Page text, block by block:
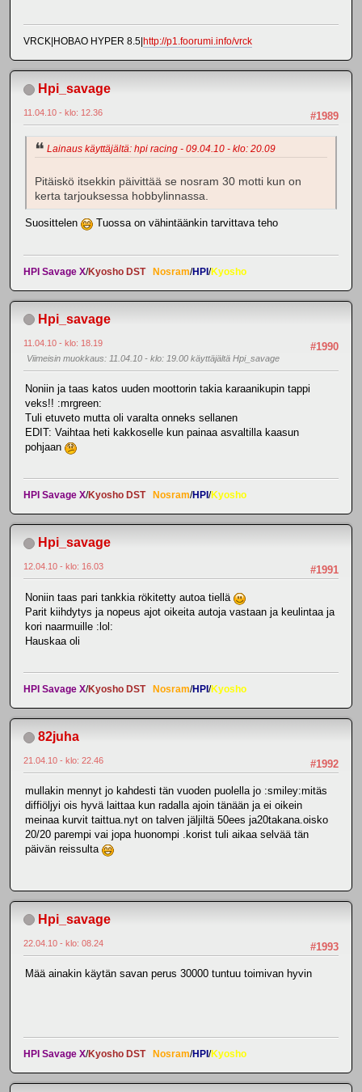
VRCK|HOBAO HYPER 8.5| http://p1.foorumi.info/vrck
Hpi_savage
#1989
11.04.10 - klo: 12.36
Lainaus käyttäjältä: hpi racing - 09.04.10 - klo: 20.09
Pitäiskö itsekkin päivittää se nosram 30 motti kun on
kerta tarjouksessa hobbylinnassa.
Suosittelen Tuossa on vähintäänkin tarvittava teho
HPI Savage X/Kyosho DST Nosram/HPI/Kyosho
Hpi_savage
#1990
11.04.10 - klo: 18.19
Viimeisin muokkaus: 11.04.10 - klo: 19.00 käyttäjältä Hpi_savage
Noniin ja taas katos uuden moottorin takia karaanikupin tappi
veks!! :mrgreen:
Tuli etuveto mutta oli varalta onneks sellanen
EDIT: Vaihtaa heti kakkoselle kun painaa asvaltilla kaasun
pohjaan
HPI Savage X/Kyosho DST Nosram/HPI /Kyosho
Hpi_savage
#1991
12.04.10 - klo: 16.03
Noniin taas pari tankkia rökitetty autoa tiellä
Parit kiihdytys ja nopeus ajot oikeita autoja vastaan ja keulintaa ja
kori naarmuille :lol:
Hauskaa oli
HPI Savage X/Kyosho DST Nosram/HPI/Kyosho
82juha
#1992
21.04.10 - klo: 22.46
mullakin mennyt jo kahdesti tän vuoden puolella jo :smiley:mitäs
diffiöljyi ois hyvä laittaa kun radalla ajoin tänään ja ei oikein
meinaa kurvit taittua.nyt on talven jäljiltä 50ees ja20takana.oisko
20/20 parempi vai jopa huonompi .korist tuli aikaa selvää tän
päivän reissulta
Hpi_savage
#1993
22.04.10 - klo: 08.24
Mää ainakin käytän savan perus 30000 tuntuu toimivan hyvin
HPI Savage X/Kyosho DST Nosram/HPI/Kyosho